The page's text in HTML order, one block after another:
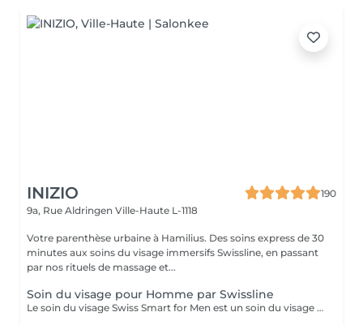
INIZIO
190
9a, Rue Aldringen Ville-Haute L-1118
Votre parenthèse urbaine à Hamilius. Des soins express de 30
minutes aux soins du visage immersifs Swissline, en passant
par nos rituels de massage et...
Soin du visage pour Homme par Swissline
Le soin du visage Swiss Smart for Men est un soin du visage entièrement personnalisé de 45 à 60 minutes conçu pour les hommes qui cherchent à détoxifier et à renforcer leur peau. Ce soin du visage utilise exclusivement des produits Swissline végétaliens, améliorés avec la collection signature d'Age Intelligence Boosters pour protéger et rééquilibrer la peau. Il a un effet de détresse instantané et comprend un massage facial de 15 à 20 minutes combinant relaxation et drainage lymphatique pour détoxifier la peau, et c'est un moyen intelligent et rapide de paraître à votre meilleur. Principaux avantages : Rafraîchit et dynamise la peau fatiguée Atténue l'irritation Améliore le teint et la texture de la peau